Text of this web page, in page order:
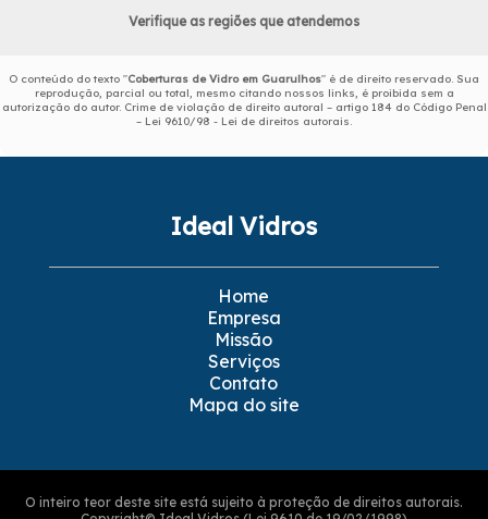
Verifique as regiões que atendemos
O conteúdo do texto "Coberturas de Vidro em Guarulhos" é de direito reservado. Sua
reprodução, parcial ou total, mesmo citando nossos links, é proibida sem a
autorização do autor. Crime de violação de direito autoral – artigo 184 do Código Penal
– Lei 9610/98 - Lei de direitos autorais.
Ideal Vidros
Home
Empresa
Missão
Serviços
Contato
Mapa do site
O inteiro teor deste site está sujeito à proteção de direitos autorais.